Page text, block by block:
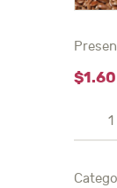
$1.60
Linaza